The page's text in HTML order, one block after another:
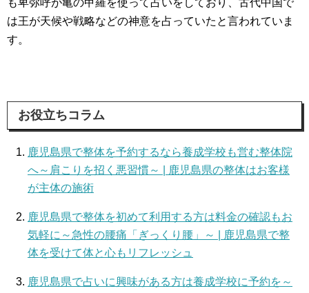
も卑弥呼が亀の甲羅を使って占いをしており、古代中国で
は王が天候や戦略などの神意を占っていたと言われていま
す。
お役立ちコラム
鹿児島県で整体を予約するなら養成学校も営む整体院
へ～肩こりを招く悪習慣～ | 鹿児島県の整体はお客様
が主体の施術
鹿児島県で整体を初めて利用する方は料金の確認もお
気軽に～急性の腰痛「ぎっくり腰」～ | 鹿児島県で整
体を受けて体と心もリフレッシュ
鹿児島県で占いに興味がある方は養成学校に予約を～